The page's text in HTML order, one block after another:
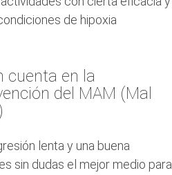
de hipoxia
cuenta en la
del MAM (Mal
lenta y una buena
sin dudas el mejor medio para